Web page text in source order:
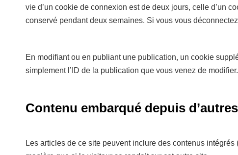
vie d’un cookie de connexion est de deux jours, celle d’un
conservé pendant deux semaines. Si vous vous
En modifiant ou en publiant une publication, un cookie
simplement l’ID de la publication que vous venez de
Contenu embarqué depuis
Les articles de ce site peuvent inclure des contenus